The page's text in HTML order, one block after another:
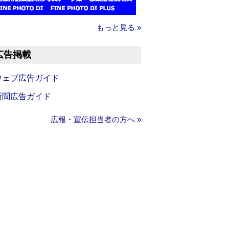
もっと見る »
告掲載
ェブ広告ガイド
聞広告ガイド
広報・宣伝担当者の方へ »